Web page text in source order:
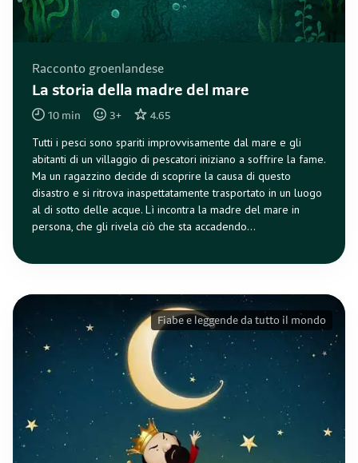
Racconto groenlandese
La storia della madre del mare
10 min 3+ 4.65
Tutti i pesci sono spariti improvvisamente dal mare e gli
abitanti di un villaggio di pescatori iniziano a soffrire la fame.
Ma un ragazzino decide di scoprire la causa di questo
disastro e si ritrova inaspettatamente trasportato in un luogo
al di sotto delle acque. Lì incontra la madre del mare in
persona, che gli rivela ciò che sta accadendo...
Fiabe e leggende da tutto il mondo